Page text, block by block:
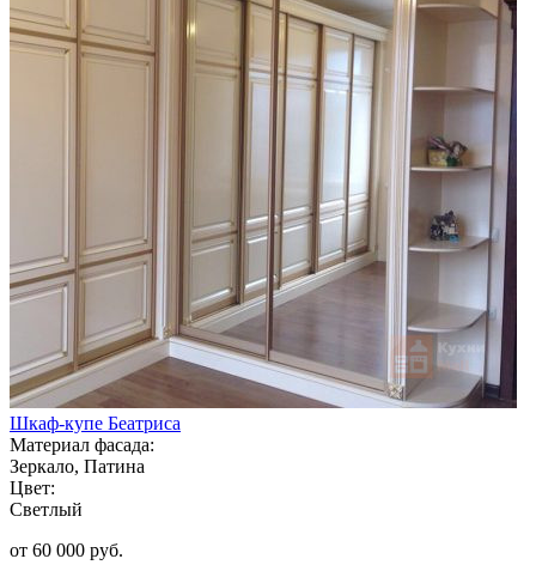
Шкаф-купе Беатриса
Материал фасада:
Зеркало, Патина
Цвет:
Светлый
от 60 000 руб.